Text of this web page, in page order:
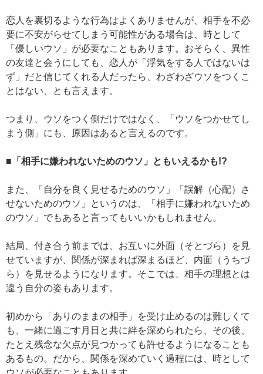
恋人を裏切るような行為はよくありませんが、相手を不必
要に不安がらせてしまう可能性がある場合は、時として
「優しいウソ」が必要なこともあります。おそらく、異性
の友達と会うにしても、恋人が「浮気をする人ではないは
ず」だと信じてくれる人だったら、わざわざウソをつくこ
とはない、とも言えます。
つまり、ウソをつく側だけではなく、「ウソをつかせてし
まう側」にも、原因はあると言えるのです。
■「相手に嫌われないためのウソ」ともいえるかも!?
また、「自分を良く見せるためのウソ」「誤解（心配）さ
せないためのウソ」というのは、「相手に嫌われないため
のウソ」でもあると言ってもいいかもしれません。
結局、付き合う前までは、お互いに外面（そとづら）を見
せていますが、関係が深まれば深まるほど、内面（うちづ
ら）を見せるようになります。そこでは、相手の理想とは
違う自分の姿もあります。
初めから「ありのままの相手」を受け止めるのは難しくて
も、一緒に過ごす月日と共に絆を深められたら、その後、
たとえ残念な欠点が見つかっても許せるようになることも
あるもの。だから、関係を深めていく過程には、時として